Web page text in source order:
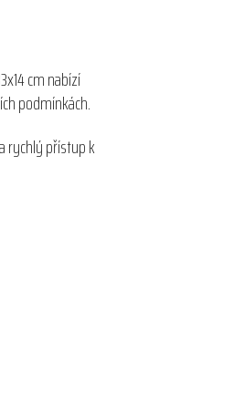
cm nabízí
podmínkách.
rychlý přístup k